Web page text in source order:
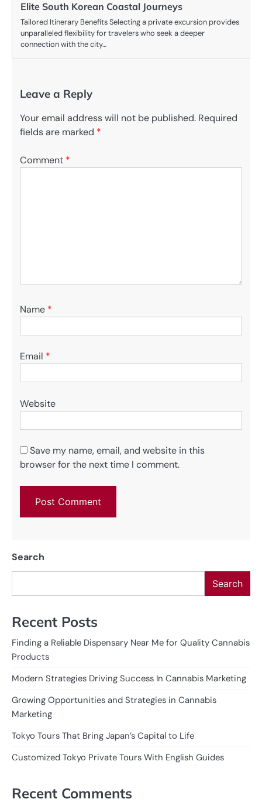
Elite South Korean Coastal Journeys
Tailored Itinerary Benefits Selecting a private excursion provides
unparalleled flexibility for travelers who seek a deeper
connection with the city…
Leave a Reply
Your email address will not be published. Required
fields are marked *
Comment *
Name *
Email *
Website
Save my name, email, and website in this
browser for the next time I comment.
Search
Search
Recent Posts
Finding a Reliable Dispensary Near Me for Quality Cannabis
Products
Modern Strategies Driving Success In Cannabis Marketing
Growing Opportunities and Strategies in Cannabis
Marketing
Tokyo Tours That Bring Japan’s Capital to Life
Customized Tokyo Private Tours With English Guides
Recent Comments